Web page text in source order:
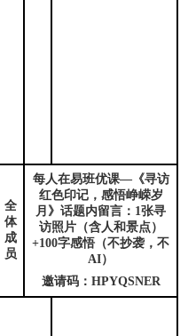
全
体
成
员
每人在易班优课—《寻访
红色印记，感悟峥嵘岁
月》话题内留言： 1张寻
访照片（含人和景点）
+100字感悟（不抄袭，不
AI）
邀请码： HPYQSNER